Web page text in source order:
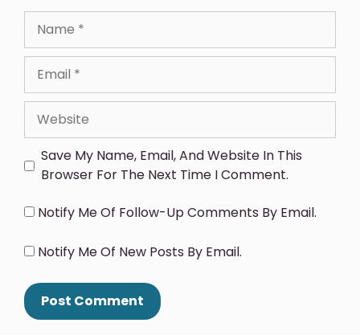
Save My Name, Email, And Website In This
Browser For The Next Time I Comment.
Notify Me Of Follow-Up Comments By Email.
Notify Me Of New Posts By Email.